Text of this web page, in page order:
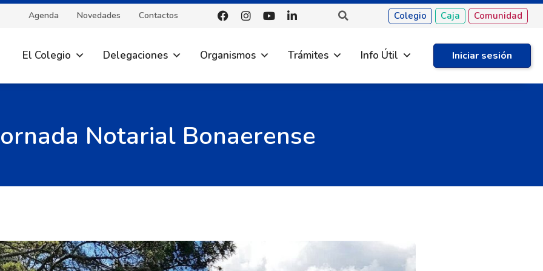
Agenda Novedades Contactos Colegio Caja Comunidad
El Colegio Delegaciones Organismos Trámites Info Útil Iniciar sesión
Notarial Bonaerense